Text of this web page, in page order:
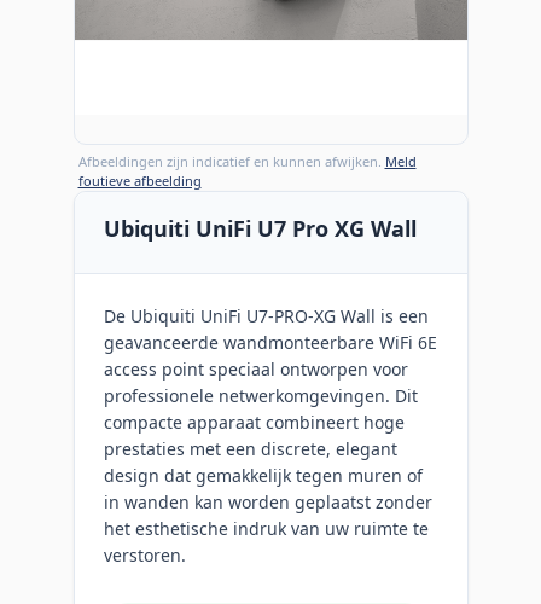
Afbeeldingen zijn indicatief en kunnen afwijken. Meld
foutieve afbeelding
Ubiquiti UniFi U7 Pro XG Wall
De Ubiquiti UniFi U7-PRO-XG Wall is een
geavanceerde wandmonteerbare WiFi 6E
access point speciaal ontworpen voor
professionele netwerkomgevingen. Dit
compacte apparaat combineert hoge
prestaties met een discrete, elegant
design dat gemakkelijk tegen muren of
in wanden kan worden geplaatst zonder
het esthetische indruk van uw ruimte te
verstoren.